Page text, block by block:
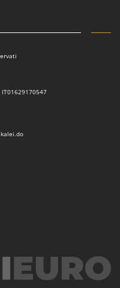
et tapisseries
à olives
IT01629170547